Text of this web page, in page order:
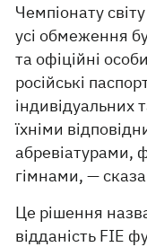
Чемпіонату
усі обмеження
та офіційні
російські
індивідуальних
їхніми
абревіатурами,
гімнами, —
Це рішення
відданість FIE